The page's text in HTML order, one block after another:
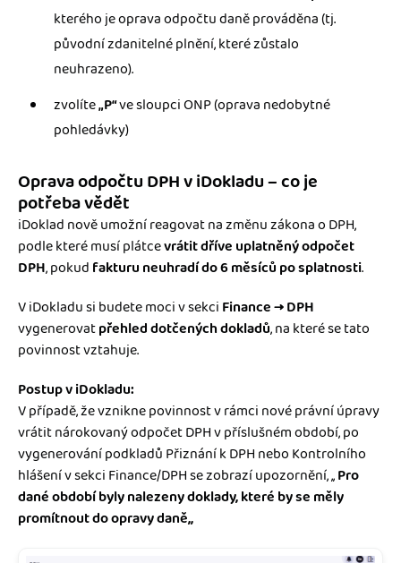
kterého je oprava odpočtu daně prováděna (tj.
původní zdanitelné plnění, které zůstalo
neuhrazeno).
zvolíte„P“ve sloupci ONP (oprava nedobytné
pohledávky)
Oprava odpočtu DPH v iDokladu – co je
potřeba vědět
iDoklad nově umožní reagovat na změnu zákona o DPH,
podle které musí plátcevrátit dříve uplatněný odpočet
DPH, pokud fakturu neuhradí do 6 měsíců po splatnosti.
V iDokladu si budete moci v sekci Finance → DPH
vygenerovatpřehled dotčených dokladů, na které se tato
povinnost vztahuje.
Postup v iDokladu:
V případě, že vznikne povinnost v rámci nové právní úpravy
vrátit nárokovaný odpočet DPH v příslušném období, po
vygenerování podkladů Přiznání k DPH nebo Kontrolního
hlášení v sekci Finance/DPH se zobrazí upozornění, ,,Pro
dané období byly nalezeny doklady, které by se měly
promítnout do opravy daně,,